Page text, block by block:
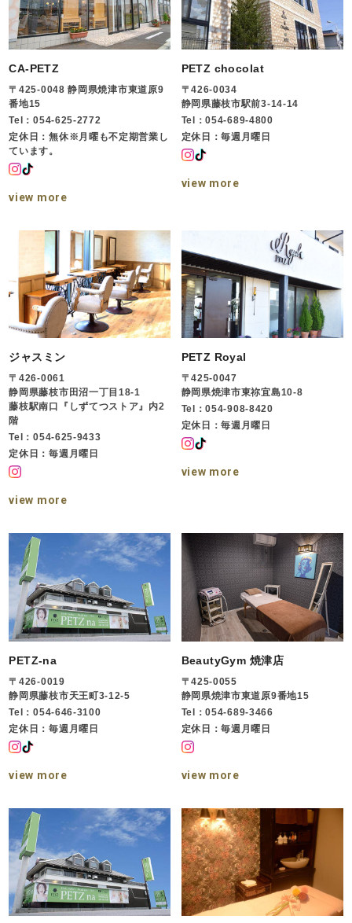
CA-PETZ
〒425-0048 静岡県焼津市東道原9
番地15
Tel：054-625-2772
定休日：無休※月曜も不定期営業し
ています。
view more
PETZ chocolat
〒426-0034
静岡県藤枝市駅前3-14-14
Tel：054-689-4800
定休日：毎週月曜日
view more
ジャスミン
〒426-0061
静岡県藤枝市田沼一丁目18-1
藤枝駅南口『しずてつストア』内2
階
Tel：054-625-9433
定休日：毎週月曜日
view more
PETZ Royal
〒425-0047
静岡県焼津市東祢宜島10-8
Tel：054-908-8420
定休日：毎週月曜日
view more
PETZ-na
〒426-0019
静岡県藤枝市天王町3-12-5
Tel：054-646-3100
定休日：毎週月曜日
view more
BeautyGym 焼津店
〒425-0055
静岡県焼津市東道原9番地15
Tel：054-689-3466
定休日：毎週月曜日
view more